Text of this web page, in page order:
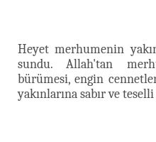
Heyet merhumenin
sundu. Allah'tan
bürümesi, engin
yakınlarına sabır ve